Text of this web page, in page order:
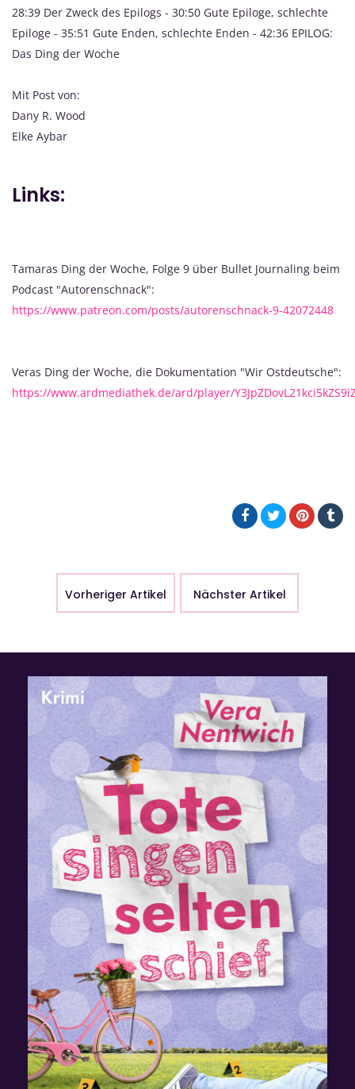
28:39 Der Zweck des Epilogs - 30:50 Gute Epiloge, schlechte
Epiloge - 35:51 Gute Enden, schlechte Enden - 42:36 EPILOG:
Das Ding der Woche
Mit Post von:
Dany R. Wood
Elke Aybar
Links:
Tamaras Ding der Woche, Folge 9 über Bullet Journaling beim
Podcast "Autorenschnack":
https://www.patreon.com/posts/autorenschnack-9-42072448
Veras Ding der Woche, die Dokumentation "Wir Ostdeutsche":
https://www.ardmediathek.de/ard/player/
Vorheriger Artikel Nächster Artikel